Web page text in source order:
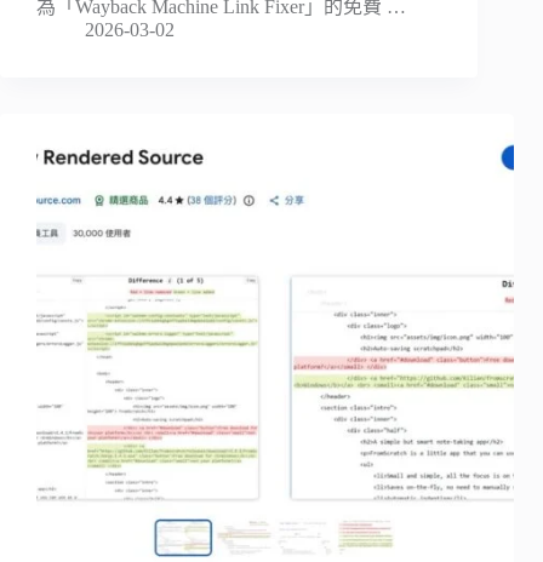
為「Wayback Machine Link Fixer」的免費 …
2026-03-02